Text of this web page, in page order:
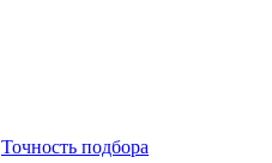
Точность подбора